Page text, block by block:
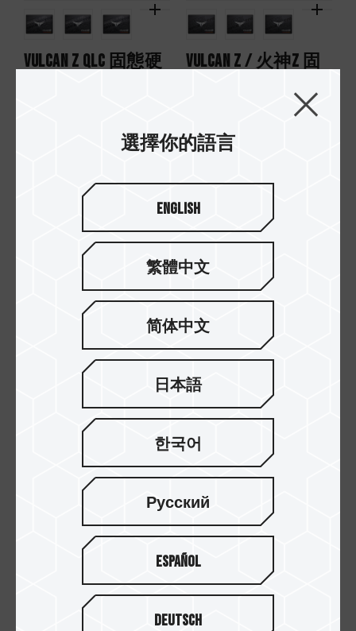
VULCAN Z QLC 固態硬
VULCAN Z / 火神Z 固
Portable 固態硬碟
CLASSIC I45 PCIe 4.0 固
態硬碟
CLASSIC C47 PCIe 4.0
固態硬碟
CLASSIC C45 PCIe 4.0
固態硬碟
選擇你的語言
English
繁體中文
简体中文
日本語
한국어
Русский
Español
Deutsch